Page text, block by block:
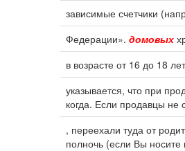
зависимые счетчики
Федерации». домовых
в возрасте от 16 до 18
указывается, что при
когда. Если продавцы не
, переехали туда от
полночь (если Вы носите